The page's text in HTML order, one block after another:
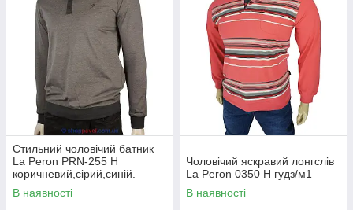
Стильний чоловічий батник
La Peron PRN-255 H
коричневий,сірий,синій.
В наявності
Чоловічий яскравий лонгслів
La Peron 0350 H гудз/м1
В наявності